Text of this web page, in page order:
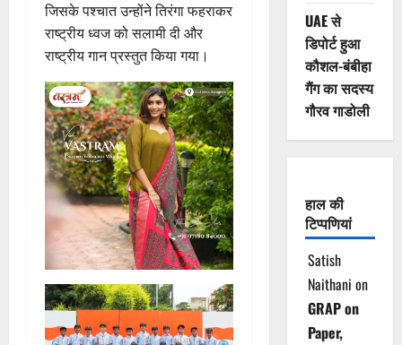
जिसके पश्चात उन्होंने तिरंगा फहराकर
राष्ट्रीय ध्वज को सलामी दी और
राष्ट्रीय गान प्रस्तुत किया गया।
UAE से
डिपोर्ट हुआ
कौशल-बंबीहा
गैंग का सदस्य
गौरव गाडोली
हाल की
टिप्पणियां
Satish
Naithani on
GRAP on
Paper,